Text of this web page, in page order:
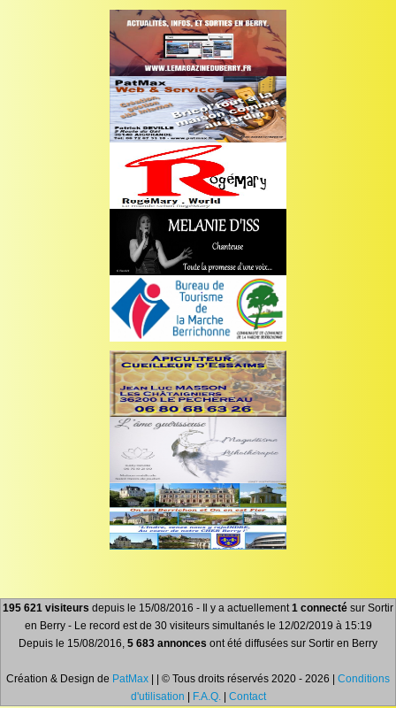
195 621 visiteurs depuis le 15/08/2016 - Il y a actuellement1 connecté sur Sortir
en Berry - Le record est de 30 visiteurs simultanés le 12/02/2019 à 15:19
Depuis le 15/08/2016, 5 683 annonces ont été diffusées sur Sortir en Berry
Création & Design de PatMax | | © Tous droits réservés 2020 - 2026 | Conditions
d'utilisation
F.A.Q.| Contact